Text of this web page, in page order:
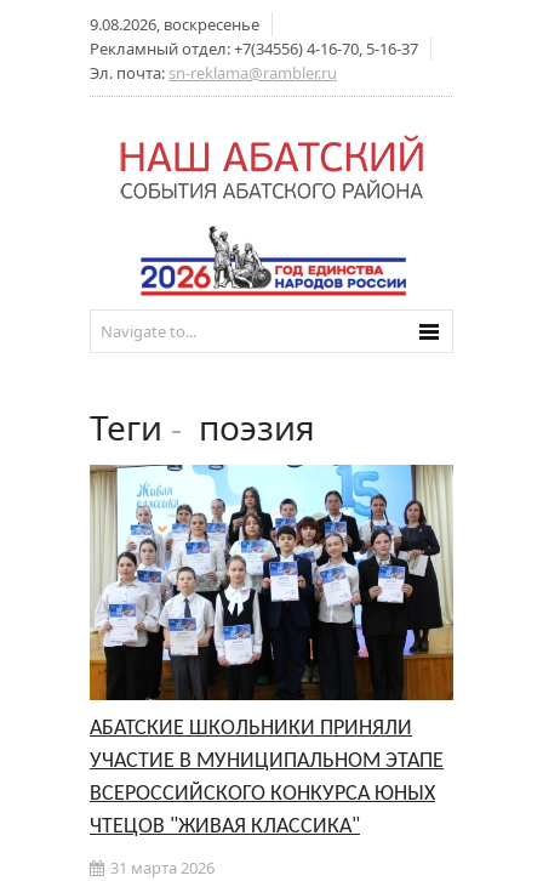
9.08.2026, воскресенье
Рекламный отдел: +7(34556) 4-16-70, 5-16-37
Эл. почта: sn-reklama@rambler.ru
Теги - поэзия
АБАТСКИЕ ШКОЛЬНИКИ ПРИНЯЛИ
УЧАСТИЕ В МУНИЦИПАЛЬНОМ ЭТАПЕ
ВСЕРОССИЙСКОГО КОНКУРСА ЮНЫХ
ЧТЕЦОВ "ЖИВАЯ КЛАССИКА"
31 марта 2026